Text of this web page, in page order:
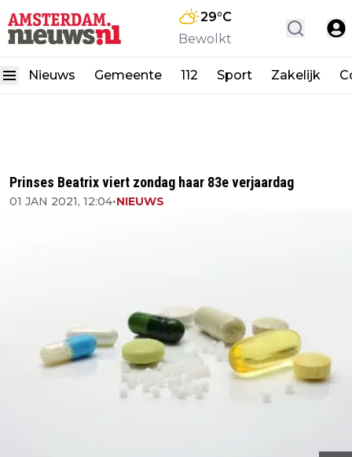
29°C
Bewolkt
Nieuws Gemeente 112 Sport Zakelijk
Prinses Beatrix viert zondag haar 83e verjaardag
01 JAN 2021, 12:04•NIEUWS